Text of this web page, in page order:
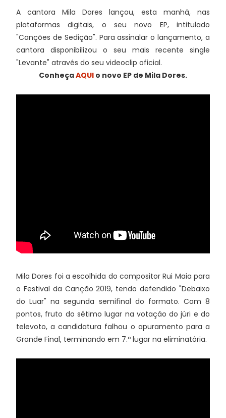
A cantora Mila Dores lançou, esta manhã, nas
plataformas digitais, o seu novo EP, intitulado
"Canções de Sedição". Para assinalar o lançamento, a
cantora disponibilizou o seu mais recente single
"Levante" através do seu videoclip oficial.
ConheçaAQUI o novo EP de Mila Dores.
Mila Dores foi a escolhida do compositor Rui Maia para
o Festival da Canção 2019, tendo defendido "Debaixo
do Luar" na segunda semifinal do formato. Com 8
pontos, fruto do sétimo lugar na votação do júri e do
televoto, a candidatura falhou o apuramento para a
Grande Final, terminando em 7.º lugar na eliminatória.